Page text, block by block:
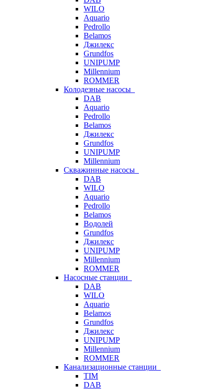
WILO
Aquario
Pedrollo
Belamos
Джилекс
Grundfos
UNIPUMP
Millennium
ROMMER
Колодезные насосы
DAB
Aquario
Pedrollo
Belamos
Джилекс
Grundfos
UNIPUMP
Millennium
Скважинные насосы
DAB
WILO
Aquario
Pedrollo
Belamos
Водолей
Grundfos
Джилекс
UNIPUMP
Millennium
ROMMER
Насосные станции
DAB
WILO
Aquario
Belamos
Grundfos
Джилекс
UNIPUMP
Millennium
ROMMER
Канализационные станции
TIM
DAB